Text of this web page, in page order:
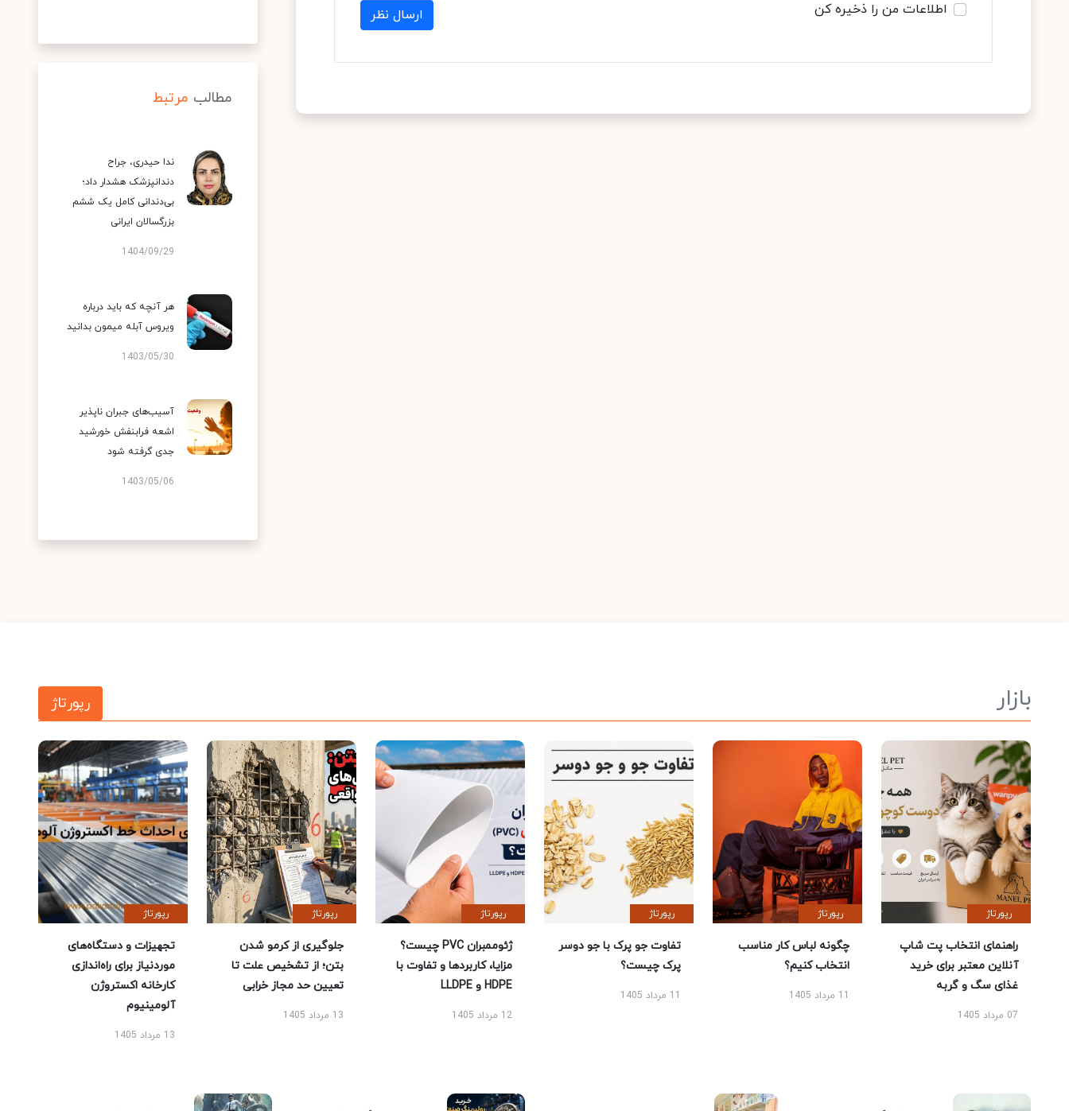
اطلاعات من را ذخیره کن ارسال نظر
مطالب مرتبط
ندا حیدری، جراح
دندانپزشک هشدار داد؛
بی‌دندانی کامل یک ششم
بزرگسالان ایرانی
1404/09/29
هر آنچه که باید درباره
ویروس آبله میمون بدانید
1403/05/30
آسیب‌های جبران ناپذیر
اشعه فرابنفش خورشید
جدی گرفته شود
1403/05/06
بازار رپورتاژ
رپورتاژ
راهنمای انتخاب پت شاپ
آنلاین معتبر برای خرید
غذای سگ و گربه
07 مرداد 1405
رپورتاژ
چگونه لباس کار مناسب
انتخاب کنیم؟
11 مرداد 1405
رپورتاژ
تفاوت جو پرک با جو دوسر
پرک چیست؟
11 مرداد 1405
رپورتاژ
ژئوممبران PVC چیست؟
مزایا، کاربردها و تفاوت با
HDPE و LLDPE
12 مرداد 1405
رپورتاژ
جلوگیری از کرمو شدن
بتن؛ از تشخیص علت تا
تعیین حد مجاز خرابی
13 مرداد 1405
رپورتاژ
تجهیزات و دستگاه‌های
موردنیاز برای راه‌اندازی
کارخانه اکستروژن
آلومینیوم
13 مرداد 1405